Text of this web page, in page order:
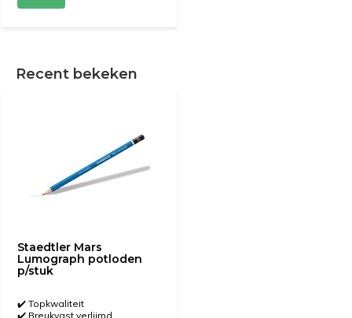
Recent bekeken
Staedtler Mars
Lumograph potloden
p/stuk
✔️ Topkwaliteit
✔️ Breukvast verlijmd